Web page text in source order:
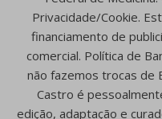
Privacidade/Cookie.
financiamento de
comercial. Política de
não fazemos trocas de
Castro é
edição, adaptação e